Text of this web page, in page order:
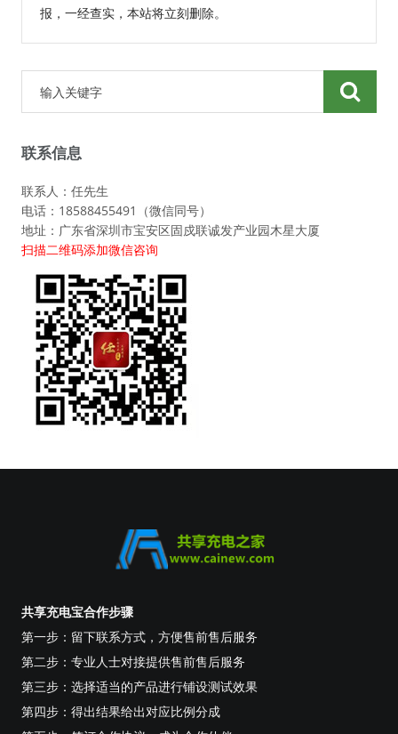
报，一经查实，本站将立刻删除。
联系信息
联系人：任先生
电话：18588455491（微信同号）
地址：广东省深圳市宝安区固戍联诚发产业园木星大厦
扫描二维码添加微信咨询
共享充电宝合作步骤
第一步：留下联系方式，方便售前售后服务
第二步：专业人士对接提供售前售后服务
第三步：选择适当的产品进行铺设测试效果
第四步：得出结果给出对应比例分成